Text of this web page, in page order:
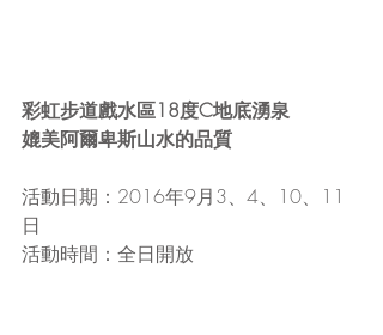
彩虹步道戲水區18度C地底湧泉
媲美阿爾卑斯山水的品質
活動日期：2016年9月3、4、10、11
日
活動時間：全日開放